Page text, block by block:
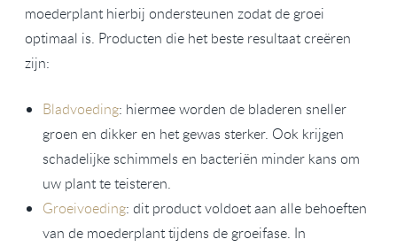
moederplant hierbij ondersteunen zodat de groei
optimaal is. Producten die het beste resultaat creëren
zijn:
Bladvoeding: hiermee worden de bladeren sneller
groen en dikker en het gewas sterker. Ook krijgen
schadelijke schimmels en bacteriën minder kans om
uw plant te teisteren.
Groeivoeding: dit product voldoet aan alle behoeften
van de moederplant tijdens de groeifase. In